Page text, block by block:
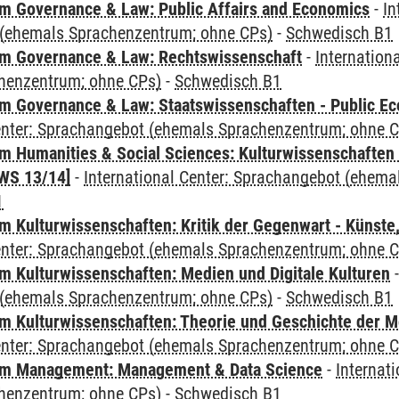
Governance & Law: Public Affairs and Economics -
Sprachenzentrum; ohne CPs) - Schwedisch B1
Governance & Law: Rechtswissenschaft -
ohne CPs) - Schwedisch B1
Governance & Law: Staatswissenschaften - Public
Sprachangebot (ehemals Sprachenzentrum; ohne
Humanities & Social Sciences:
13/14] - International Center: Sprachangebot
Kulturwissenschaften: Kritik der Gegenwart -
Sprachangebot (ehemals Sprachenzentrum; ohne
Kulturwissenschaften: Medien und Digitale Kulturen
Sprachenzentrum; ohne CPs) - Schwedisch B1
Kulturwissenschaften: Theorie und Geschichte der
Sprachangebot (ehemals Sprachenzentrum; ohne
Management: Management & Data Science -
ohne CPs) - Schwedisch B1